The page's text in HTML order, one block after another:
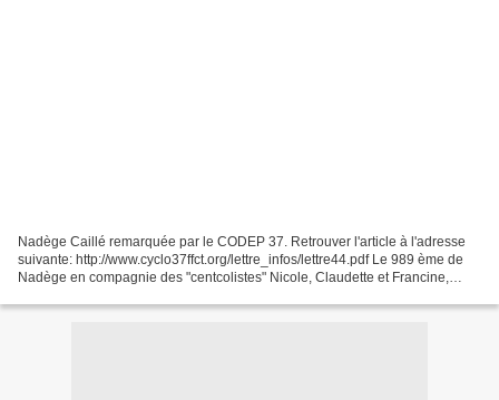
Nadège Caillé remarquée par le CODEP 37. Retrouver l'article à l'adresse
suivante: http://www.cyclo37ffct.org/lettre_infos/lettre44.pdf Le 989 ème de
Nadège en compagnie des "centcolistes" Nicole, Claudette et Francine,